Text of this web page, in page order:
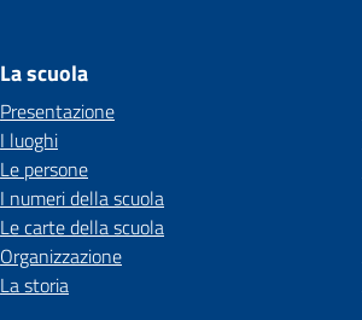
La scuola
Presentazione
I luoghi
Le persone
I numeri della scuola
Le carte della scuola
Organizzazione
La storia